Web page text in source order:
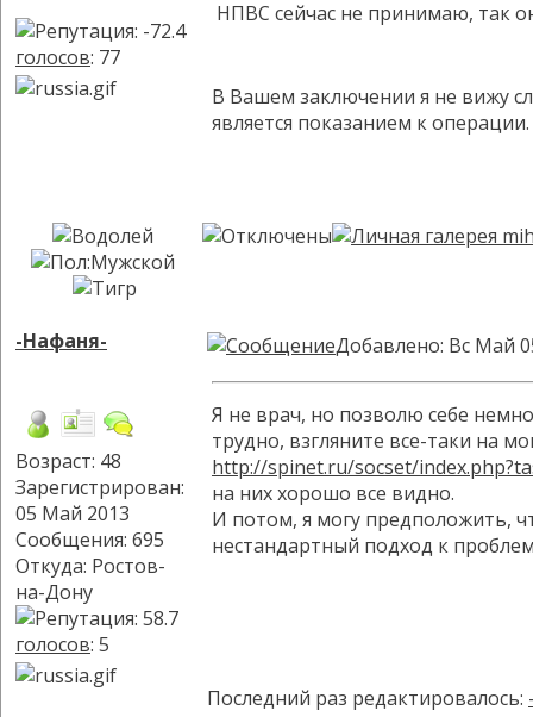
голосов: 77
НПВС сейчас не принимаю, так
В Вашем заключении я не вижу
является показанием к
-Нафаня-
Возраст: 48
Зарегистрирован:
05 Май 2013
Сообщения: 695
Откуда: Ростов-
на-Дону
голосов: 5
Добавлено: Вс Май
Я не врач, но позволю себе
трудно, взгляните все-таки на
http://spinet.ru/socset/
на них хорошо все видно.
И потом, я могу предположить,
нестандартный подход к
Последний раз редактировалось: